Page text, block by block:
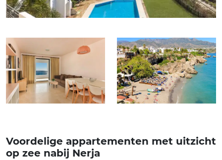
Voordelige appartementen met uitzicht
op zee nabij Nerja